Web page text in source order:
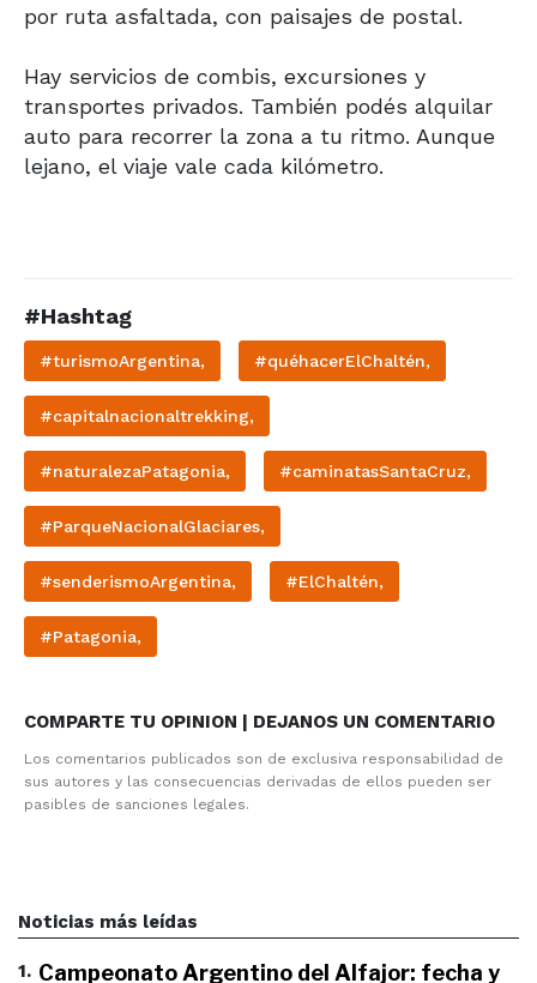
por ruta asfaltada, con paisajes de postal.
Hay servicios de combis, excursiones y
transportes privados. También podés alquilar
auto para recorrer la zona a tu ritmo. Aunque
lejano, el viaje vale cada kilómetro.
#Hashtag
#turismoArgentina, #quéhacerElChaltén,
#capitalnacionaltrekking,
#naturalezaPatagonia, #caminatasSantaCruz,
#ParqueNacionalGlaciares,
#senderismoArgentina, #ElChaltén,
#Patagonia,
COMPARTE TU OPINION | DEJANOS UN COMENTARIO
Los comentarios publicados son de exclusiva responsabilidad de
sus autores y las consecuencias derivadas de ellos pueden ser
pasibles de sanciones legales.
Noticias más leídas
1. Campeonato Argentino del Alfajor: fecha y